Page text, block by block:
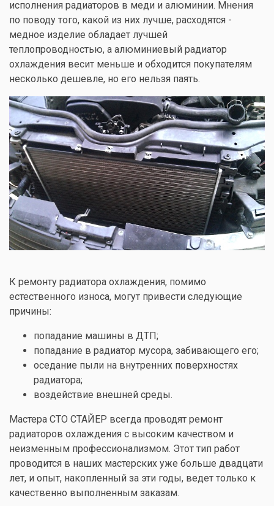
исполнения радиаторов в меди и алюминии. Мнения
по поводу того, какой из них лучше, расходятся -
медное изделие обладает лучшей
теплопроводностью, а алюминиевый радиатор
охлаждения весит меньше и обходится покупателям
несколько дешевле, но его нельзя паять.
К ремонту радиатора охлаждения, помимо
естественного износа, могут привести следующие
причины:
попадание машины в ДТП;
попадание в радиатор мусора, забивающего его;
оседание пыли на внутренних поверхностях
радиатора;
воздействие внешней среды.
Мастера СТО СТАЙЕР всегда проводят ремонт
радиаторов охлаждения с высоким качеством и
неизменным профессионализмом. Этот тип работ
проводится в наших мастерских уже больше двадцати
лет, и опыт, накопленный за эти годы, ведет только к
качественно выполненным заказам.